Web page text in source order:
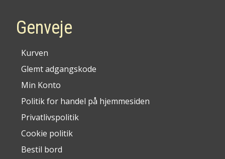
Genveje
Kurven
Glemt adgangskode
Min Konto
Politik for handel på hjemmesiden
Privatlivspolitik
Cookie politik
Bestil bord